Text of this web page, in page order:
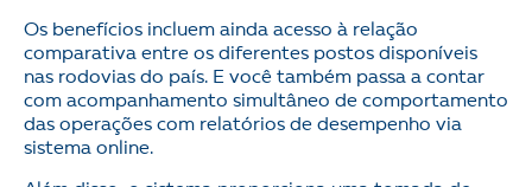
Os benefícios incluem ainda acesso à relação
comparativa entre os diferentes postos disponíveis
nas rodovias do país. E você também passa a contar
com acompanhamento simultâneo de comportamento
das operações com relatórios de desempenho via
sistema online.